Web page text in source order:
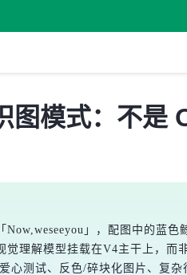
图模式：不是
」，配图中的蓝
觉理解模型挂载在V4主干上，
心测试、反色/碎块化图片、复